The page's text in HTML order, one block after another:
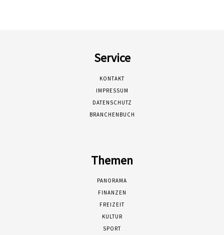
Service
KONTAKT
IMPRESSUM
DATENSCHUTZ
BRANCHENBUCH
Themen
PANORAMA
FINANZEN
FREIZEIT
KULTUR
SPORT